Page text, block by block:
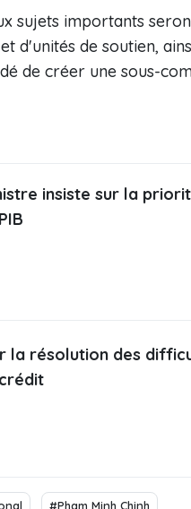
sujets importants
d'unités de soutien,
de créer une sous-
insiste sur la
la résolution des
#Pham Minh Chinh